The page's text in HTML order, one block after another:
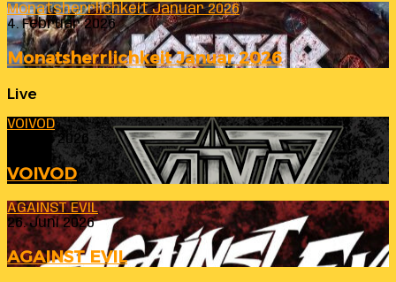
Monatsherrlichkeit Januar 2026
4. Februar 2026
Monatsherrlichkeit Januar 2026
Live
VOIVOD
23. Juli 2026
VOIVOD
AGAINST EVIL
26. Juni 2026
AGAINST EVIL